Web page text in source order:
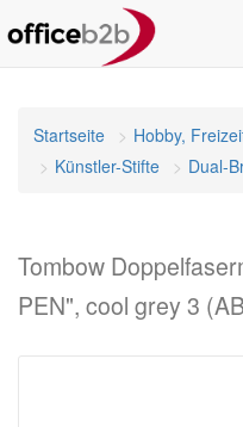
Startseite Hobby,
Künstler-Stifte
Dual-
Tombow
PEN", cool grey 3